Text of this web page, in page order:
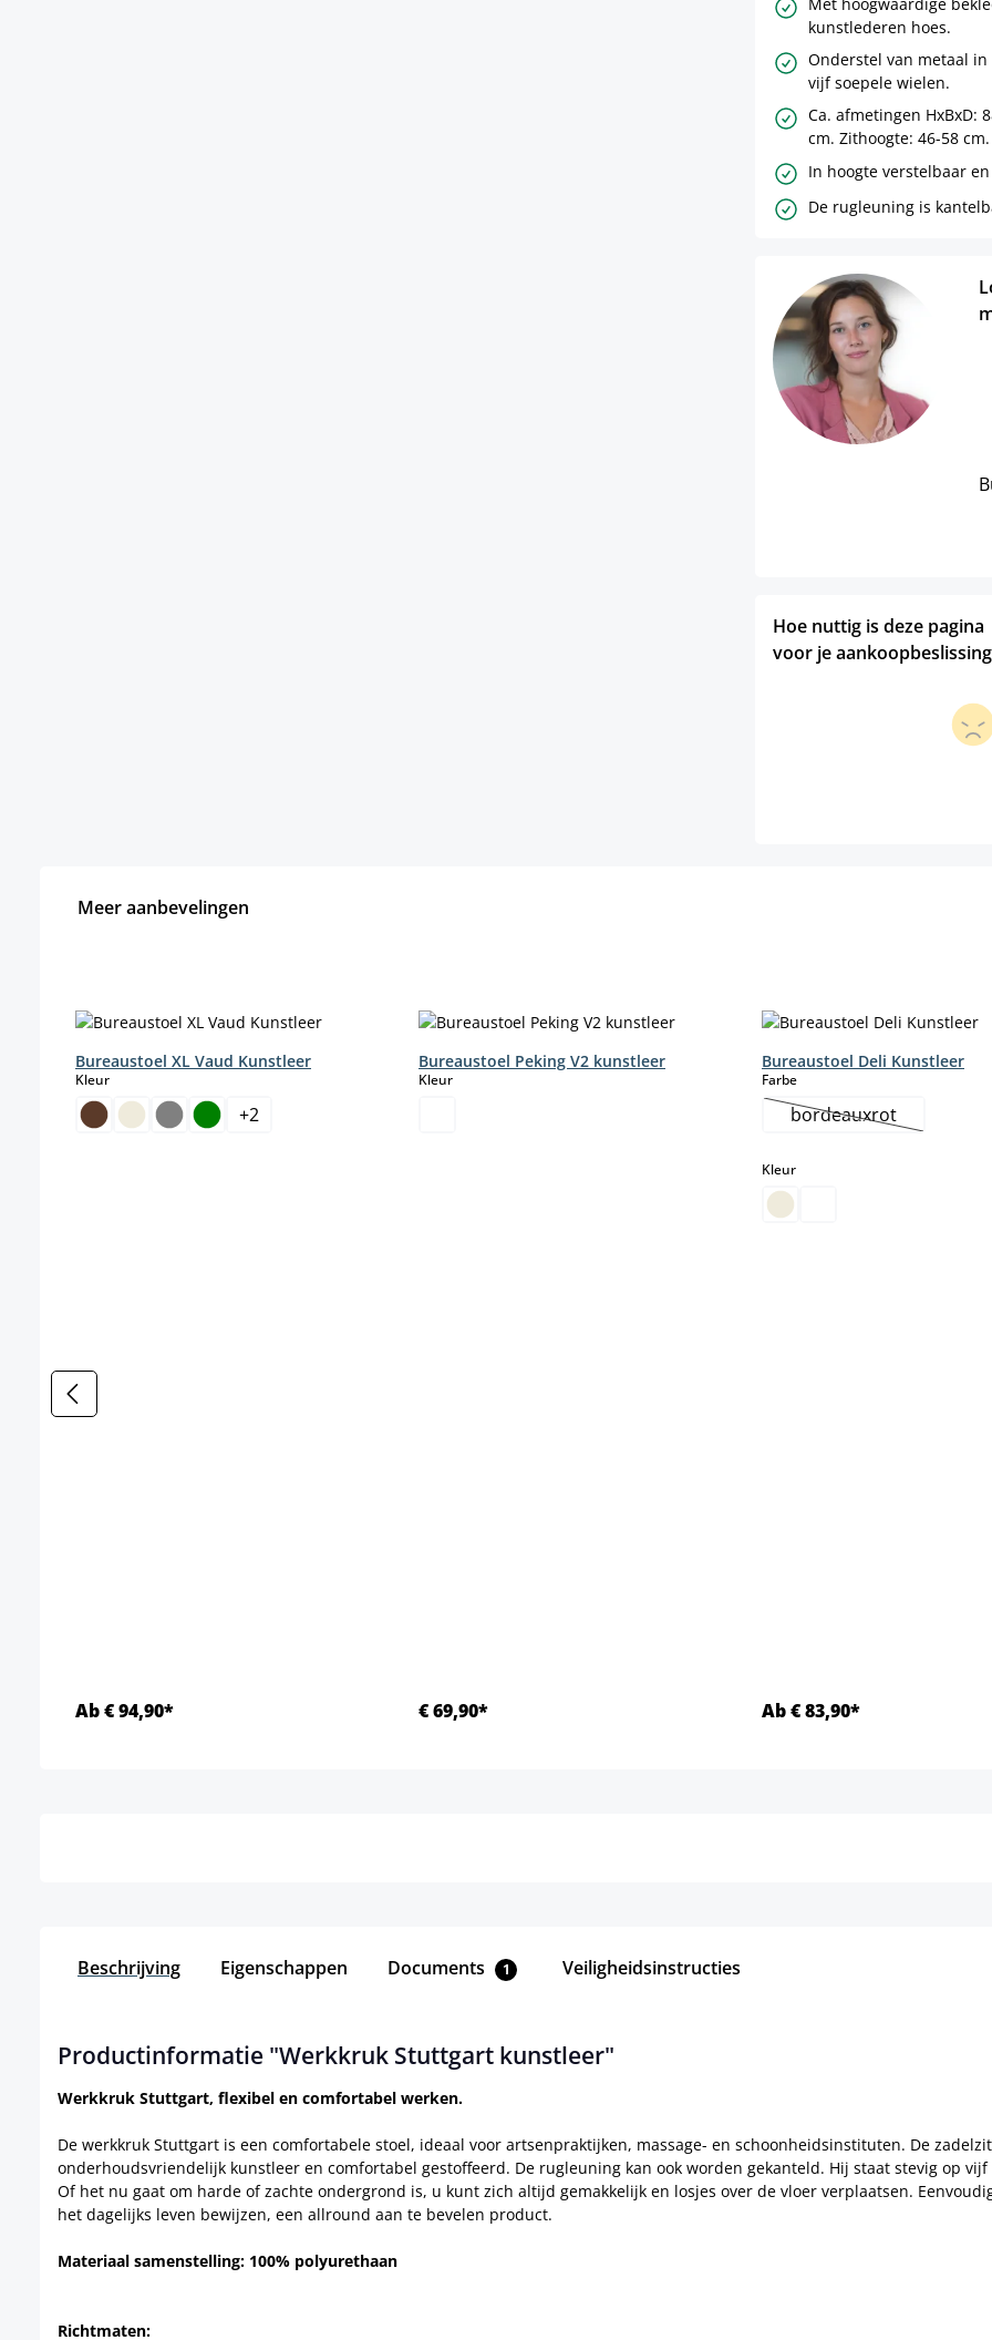
kunstlederen hoes.
Onderstel van metaal
vijf soepele wielen.
Ca. afmetingen HxBxD:
cm. Zithoogte: 46-58 cm.
In hoogte verstelbaar
De rugleuning is
Hoe nuttig is deze pagina
voor je
Meer aanbevelingen
Bureaustoel XL Vaud Kunstleer
Kleurselect
+2
Ab € 94,90*
Bureaustoel Peking V2 kunstleer
Kleurselect
€ 69,90*
Bureaustoel Deli Kunstleer
Farbeselect
bordeauxrot
(Deze optie is
Kleurselect
Ab € 83,90*
Beschrijving Eigenschappen Documents 1 Veiligheidsinstructies
Productinformatie "Werkkruk Stuttgart kunstleer"
Werkkruk Stuttgart, flexibel en comfortabel werken.
De werkkruk Stuttgart is een comfortabele stoel, ideaal voor artsenpraktijken, massage- en schoonheidsinstituten. De
onderhoudsvriendelijk kunstleer en comfortabel gestoffeerd. De rugleuning kan ook worden gekanteld. Hij staat stevig op
Of het nu gaat om harde of zachte ondergrond is, u kunt zich altijd gemakkelijk en losjes over de vloer verplaatsen.
het dagelijks leven bewijzen, een allround aan te bevelen product.
Materiaal samenstelling: 100% polyurethaan
Richtmaten: